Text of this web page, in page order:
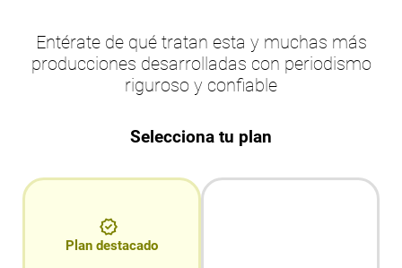
Entérate de qué tratan esta y muchas más
producciones desarrolladas con periodismo
riguroso y confiable
Selecciona tu plan
Plan destacado